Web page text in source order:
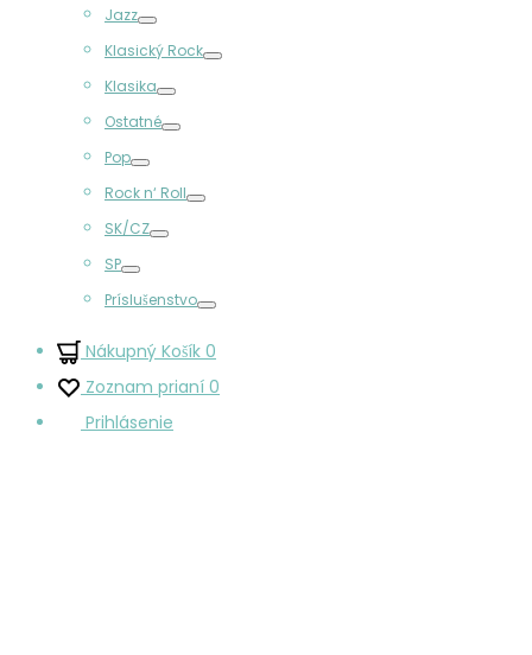
Jazz
Klasický Rock
Klasika
Ostatné
Pop
Rock n‘ Roll
SK/CZ
SP
Príslušenstvo
Nákupný Košík 0
Zoznam prianí 0
Prihlásenie